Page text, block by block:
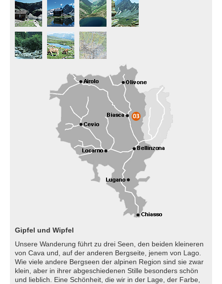
Gipfel und Wipfel
Unsere Wanderung führt zu drei Seen, den beiden kleineren
von Cava und, auf der anderen Bergseite, jenem von Lago.
Wie viele andere Bergseen der alpinen Region sind sie zwar
klein, aber in ihrer abgeschiedenen Stille besonders schön
und lieblich. Eine Schönheit, die wir in der Lage, der Farbe,